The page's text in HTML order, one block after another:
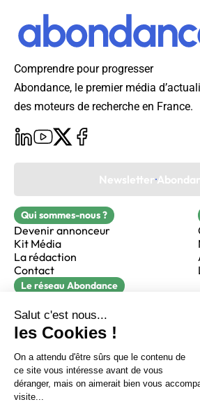
Sur LinkedIn Sur
Sur X Sur Facebook
Comprendre pour progresser
Abondance, le premier média
des moteurs de recherche en France.
Newsletter
Qui sommes-nous ?
Devenir annonceur
Kit Média
La rédaction
Contact
Le réseau Abondance
Réacteur
alfie formation